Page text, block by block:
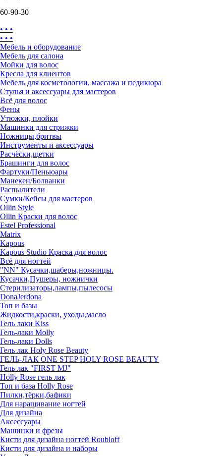
60-90-30
• • •
• • •
Мебель и оборудование
Мебель для салона
Мойки для волос
Кресла для клиентов
Мебель для косметологии, массажа и педикюра
Стулья и аксессуары для мастеров
Всё для волос
Фены
Утюжки, плойки
Машинки для стрижки
Ножницы,бритвы
Инструменты и аксессуары
Расчёски,щетки
Брашинги для волос
Фартуки/Пеньюары
Манекен/Болванки
Распылители
Сумки/Кейсы для мастеров
Ollin Style
Ollin Краски для волос
Estel Professional
Matrix
Kapous
Kapous Studio Краска для волос
Всё для ногтей
"NN" Кусачки,шаберы,ножницы.
Кусачки,Пушеры, ножнички
Стерилизаторы,лампы,пылесосы
DonaJerdona
Топ и базы
Жидкости,краски, уходы,масло
Гель лаки Kiss
Гель-лаки Molly
Гель-лаки Dolls
Гель лак Holy Rose Beauty
ГЕЛЬ-ЛАК ONE STEP HOLY ROSE BEAUTY
Гель лак "FIRST MJ"
Нolly Rose гель лак
Топ и база Нolly Rose
Пилки,тёрки,бафики
Для наращивание ногтей
Для дизайна
Аксессуары
Машинки и фрезы
Кисти для дизайна ногтей Roubloff
Кисти для дизайна и наборы